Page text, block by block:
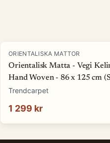
ORIENTALISKA MATTOR
Orientalisk Matta - Vegi
Hand Woven - 86 x 125 cm
86 x 125 cm)
Trendcarpet
1 299 kr